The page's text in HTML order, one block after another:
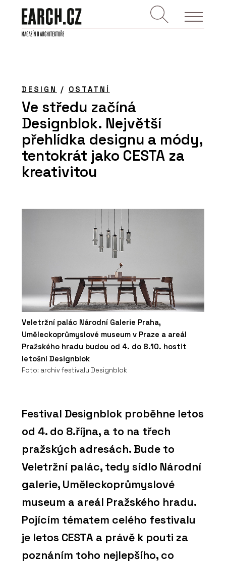
DESIGN / OSTATNÍ
Ve středu začíná
Designblok. Největší
přehlídka designu a módy,
tentokrát jako CESTA za
kreativitou
Veletržní palác Národní Galerie Praha,
Uměleckoprůmyslové museum v Praze a areál
Pražského hradu budou od 4. do 8.10. hostit
letošní Designblok
Foto: archiv festivalu Designblok
Festival Designblok proběhne letos
od 4. do 8.října, a to na třech
pražských adresách. Bude to
Veletržní palác, tedy sídlo Národní
galerie, Uměleckoprůmyslové
museum a areál Pražského hradu.
Pojícím tématem celého festivalu
je letos CESTA a právě k pouti za
poznáním toho nejlepšího, co